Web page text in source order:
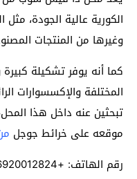
الكورية عالية الجودة،
وغيرها من المنتجات
كما أنه يوفر تشكيلة
المختلفة والإكسسوارات
تبحثين عنه داخل هذا
موقعه على خرائط جوجل
رقم الهاتف: +966920012824.